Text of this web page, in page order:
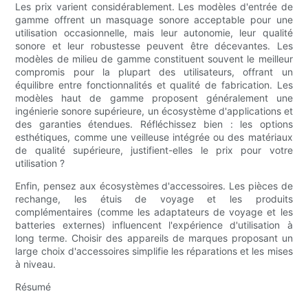
Les prix varient considérablement. Les modèles d'entrée de
gamme offrent un masquage sonore acceptable pour une
utilisation occasionnelle, mais leur autonomie, leur qualité
sonore et leur robustesse peuvent être décevantes. Les
modèles de milieu de gamme constituent souvent le meilleur
compromis pour la plupart des utilisateurs, offrant un
équilibre entre fonctionnalités et qualité de fabrication. Les
modèles haut de gamme proposent généralement une
ingénierie sonore supérieure, un écosystème d'applications et
des garanties étendues. Réfléchissez bien : les options
esthétiques, comme une veilleuse intégrée ou des matériaux
de qualité supérieure, justifient-elles le prix pour votre
utilisation ?
Enfin, pensez aux écosystèmes d'accessoires. Les pièces de
rechange, les étuis de voyage et les produits
complémentaires (comme les adaptateurs de voyage et les
batteries externes) influencent l'expérience d'utilisation à
long terme. Choisir des appareils de marques proposant un
large choix d'accessoires simplifie les réparations et les mises
à niveau.
Résumé